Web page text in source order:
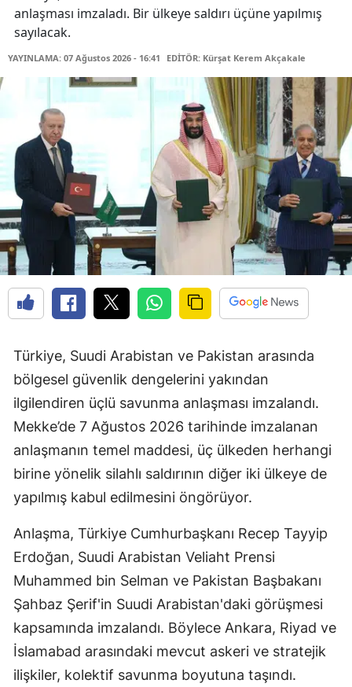
anlaşması imzaladı. Bir ülkeye saldırı üçüne yapılmış
sayılacak.
YAYINLAMA: 07 Ağustos 2026 - 16:41 EDİTÖR: Kürşat Kerem Akçakale
Türkiye, Suudi Arabistan ve Pakistan arasında
bölgesel güvenlik dengelerini yakından
ilgilendiren üçlü savunma anlaşması imzalandı.
Mekke’de 7 Ağustos 2026 tarihinde imzalanan
anlaşmanın temel maddesi, üç ülkeden herhangi
birine yönelik silahlı saldırının diğer iki ülkeye de
yapılmış kabul edilmesini öngörüyor.
Anlaşma, Türkiye Cumhurbaşkanı Recep Tayyip
Erdoğan, Suudi Arabistan Veliaht Prensi
Muhammed bin Selman ve Pakistan Başbakanı
Şahbaz Şerif'in Suudi Arabistan'daki görüşmesi
kapsamında imzalandı. Böylece Ankara, Riyad ve
İslamabad arasındaki mevcut askeri ve stratejik
ilişkiler, kolektif savunma boyutuna taşındı.